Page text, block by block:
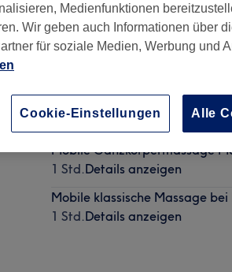
1 Std.Details anzeigen
Mobile Ganzkörpermassage
1 Std.Details anzeigen
Mobile klassische Massage bei
1 Std.Details anzeigen
Medienfunktionen
Wir geben auch Informationen über
für soziale Medien, Werbung und
Cookie-Einstellungen Alle